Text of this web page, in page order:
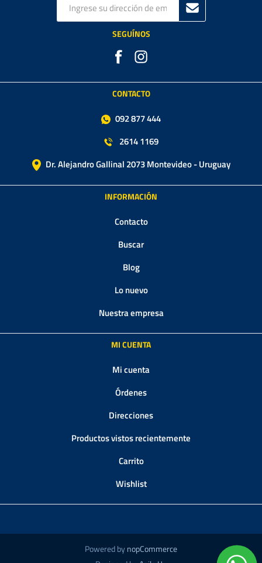
SEGUÍNOS
CONTACTO
092 877 444
2614 1169
Dr. Alejandro Gallinal 2073 Montevideo - Uruguay
INFORMACIÓN
Contacto
Buscar
Blog
Lo nuevo
Nuestra empresa
MI CUENTA
Mi cuenta
Órdenes
Direcciones
Productos vistos recientemente
Carrito
Wishlist
Powered bynopCommerce